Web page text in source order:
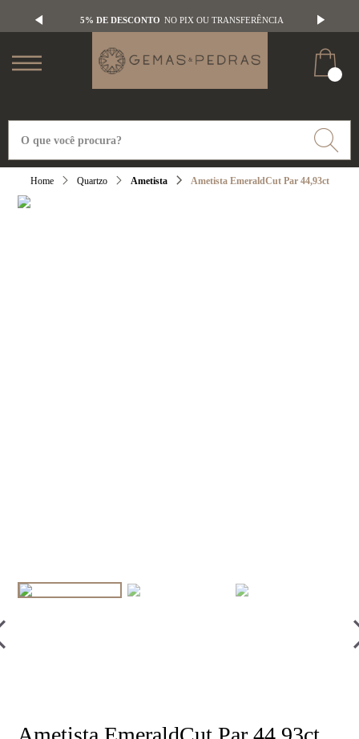
5% DE DESCONTO NO PIX OU TRANSFERÊNCIA
Quartzo Ametista Ametista EmeraldCut Par 44,93ct